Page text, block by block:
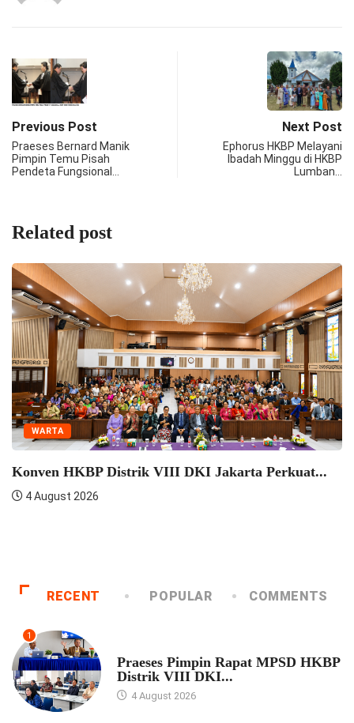
Previous Post
Praeses Bernard Manik
Pimpin Temu Pisah
Pendeta Fungsional…
Next Post
Ephorus HKBP Melayani
Ibadah Minggu di HKBP
Lumban…
Related post
WARTA
Seminar Pelatihan
RECENT POPULAR COMMENTS
1
Praeses Pimpin Rapat MPSD HKBP
Distrik VIII DKI...
4 August 2026